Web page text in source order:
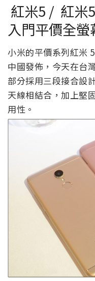
紅米5 / 紅米
入門平價全
小米的平價系列紅米
中國發佈，今天在台
部分採用三段接合設
天線相結合，加上堅
用性。